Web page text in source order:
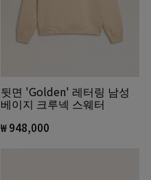
뒷면 'Golden' 레터링 남성
베이지 크루넥 스웨터
₩ 948,000